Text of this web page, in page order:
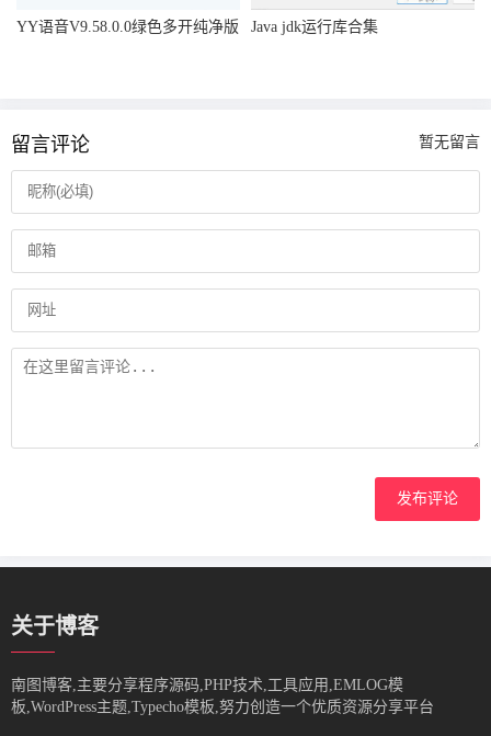
YY语音V9.58.0.0绿色多开纯净版 Java jdk运行库合集
留言评论 暂无留言
发布评论
关于博客
南图博客,主要分享程序源码,PHP技术,工具应用,EMLOG模
板,WordPress主题,Typecho模板,努力创造一个优质资源分享平台